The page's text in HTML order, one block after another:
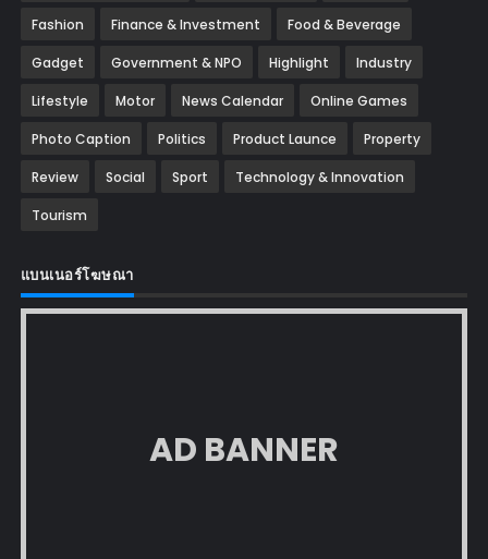
Fashion Finance & Investment Food & Beverage
Gadget Government & NPO Highlight Industry
Lifestyle Motor News Calendar Online Games
Photo Caption Politics Product Launce Property
Review Social Sport Technology & Innovation
Tourism
แบนเนอร์โฆษณา
AD BANNER